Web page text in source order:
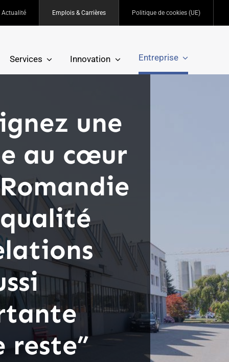
Actualité Emplois & Carrières Politique de cookies (UE)
Services Innovation Entreprise
une
au cœur
reste”